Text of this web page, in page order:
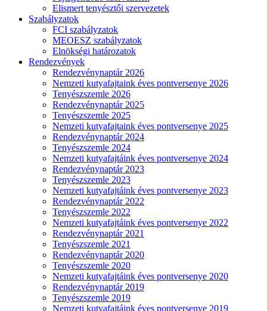
Elismert tenyésztői szervezetek
Szabályzatok
FCI szabályzatok
MEOESZ szabályzatok
Elnökségi határozatok
Rendezvények
Rendezvénynaptár 2026
Nemzeti kutyafajtaink éves pontversenye 2026
Tenyészszemle 2026
Rendezvénynaptár 2025
Tenyészszemle 2025
Nemzeti kutyafajtaink éves pontversenye 2025
Rendezvénynaptár 2024
Tenyészszemle 2024
Nemzeti kutyafajtáink éves pontversenye 2024
Rendezvénynaptár 2023
Tenyészszemle 2023
Nemzeti kutyafajtáink éves pontversenye 2023
Rendezvénynaptár 2022
Tenyészszemle 2022
Nemzeti kutyafajtáink éves pontversenye 2022
Rendezvénynaptár 2021
Tenyészszemle 2021
Rendezvénynaptár 2020
Tenyészszemle 2020
Nemzeti kutyafajtáink éves pontversenye 2020
Rendezvénynaptár 2019
Tenyészszemle 2019
Nemzeti kutyafajtáink éves pontversenye 2019